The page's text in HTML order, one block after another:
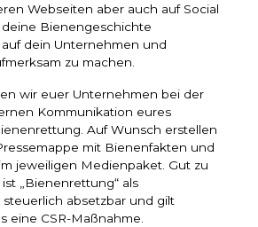
Webseiten aber auch auf Social
Bienengeschichte
dein Unternehmen und
zu machen.
wir euer Unternehmen bei der
Kommunikation eures
Auf Wunsch erstellen
mit Bienenfakten und
jeweiligen Medienpaket. Gut zu
„Bienenrettung“ als
absetzbar und gilt
eine CSR-Maßnahme.